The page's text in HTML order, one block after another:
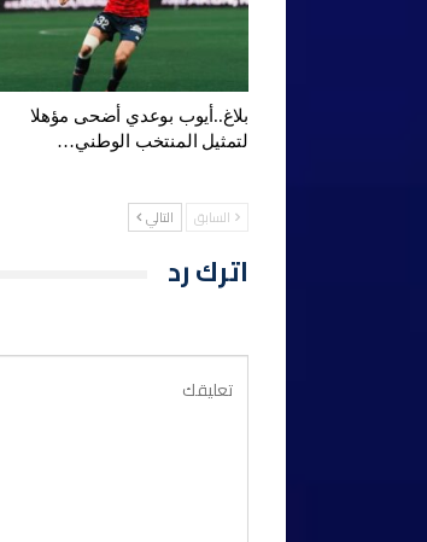
بلاغ..أيوب بوعدي أضحى مؤهلا
لتمثيل المنتخب الوطني…
السابق التالي
اترك رد